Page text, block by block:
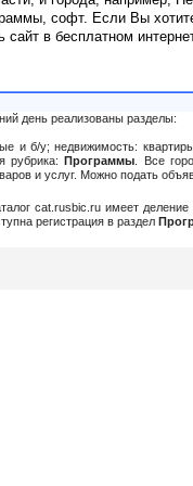
софт. Если Вы
сайт в бесплатном
день реализованы разделы:
и б/у; недвижимость:
рубрика:Программы . Все
и услуг. Можно подать
cat.rusbic.ru имеет
регистрация в раздел